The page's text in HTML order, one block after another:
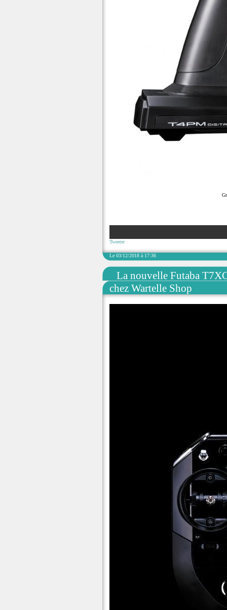
Tweeter
Le 03/12/2018 à 17:36
La nouvelle Futaba
chez Wartelle Shop